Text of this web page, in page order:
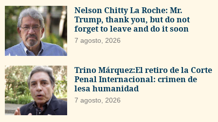
Nelson Chitty La Roche: Mr.
Trump, thank you, but do not
forget to leave and do it soon
7 agosto, 2026
Trino Márquez:El retiro de la Corte
Penal Internacional: crimen de
lesa humanidad
7 agosto, 2026